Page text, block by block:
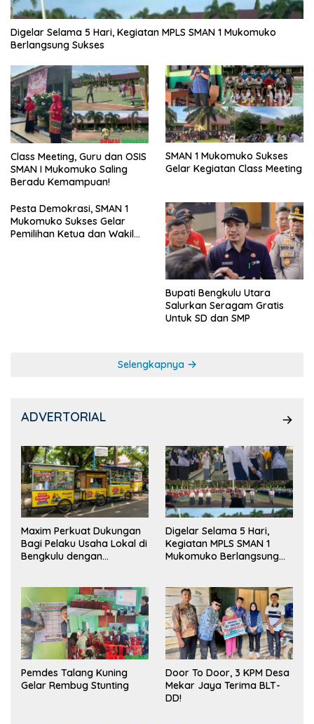
Digelar Selama 5 Hari, Kegiatan MPLS SMAN 1 Mukomuko
Berlangsung Sukses
Class Meeting, Guru dan OSIS
SMAN I Mukomuko Saling
Beradu Kemampuan!
SMAN 1 Mukomuko Sukses
Gelar Kegiatan Class Meeting
Pesta Demokrasi, SMAN 1
Mukomuko Sukses Gelar
Pemilihan Ketua dan Wakil
Bupati Bengkulu Utara
Salurkan Seragam Gratis
Untuk SD dan SMP
Selengkapnya
ADVERTORIAL
Maxim Perkuat Dukungan
Bagi Pelaku Usaha Lokal di
Bengkulu dengan
Pasar
Digelar Selama 5 Hari,
Kegiatan MPLS SMAN 1
Mukomuko Berlangsung
Pemdes Talang Kuning
Gelar Rembug Stunting
Door To Door, 3 KPM Desa
Mekar Jaya Terima BLT-
DD!